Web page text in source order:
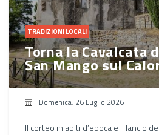
TRADIZIONI LOCALI
Torna la Cavalcata
San Mango sul
Domenica, 26 Luglio 2026
Il corteo in abiti d’epoca e il lancio